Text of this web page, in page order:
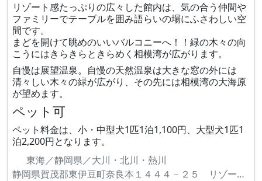
リゾート感たっぷりの広々した館内は、気の合う仲間や
ファミリーでテーブルを囲み語らいの場にふさわしい空
間です。
まどを開けて眺めのいいバルコニーへ！！緑の木々の向
こうにはきらきらときらめく相模湾が広がります。
自慢は展望温泉。自慢の天然温泉は大きな窓の外には
清々しい木々の緑が広がり、その先には相模湾の大海原
が望めます。
ペット可
ペット料金は、小・中型犬1匹1泊1,100円、大型犬1匹1
泊2,200円となります。
東海／静岡県／大川・北川・熱川
静岡県賀茂郡東伊豆町奈良本１４４４－２５ リゾートパーク伊豆熱川 やまもも台5-21